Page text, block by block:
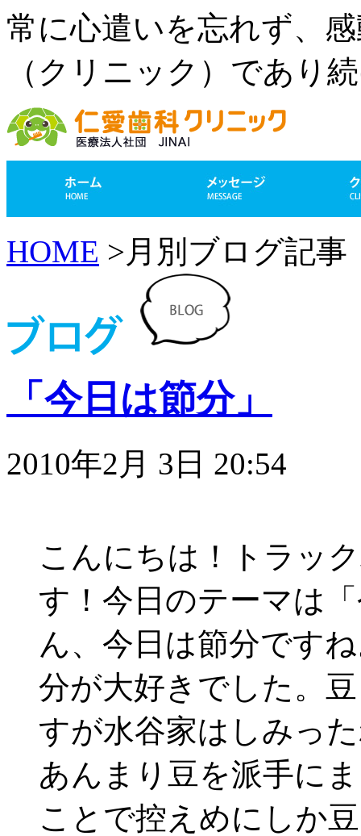
常に心遣いを忘れず、
（クリニック）であり
HOME >月別ブログ記事
「今日は節分」
2010年2月 3日 20:54
こんにちは！トラッ
す！今日のテーマは
ん、今日は節分です
分が大好きでした。
すが水谷家はしみっ
あんまり豆を派手に
ことで控えめにしか